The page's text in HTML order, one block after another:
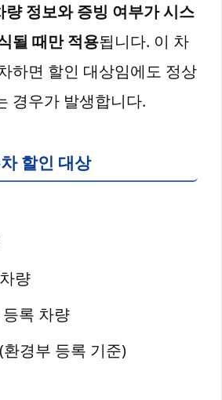
량 정보와 증빙 여부가 시스
될 때만 적용됩니다. 이 차
하면 할인 대상임에도 정상
경우가 발생합니다.
할인 대상
차량
록 차량
경부 등록 기준)